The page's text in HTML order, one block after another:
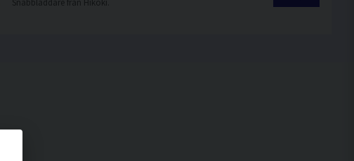
Snabbladdare från Hikoki.